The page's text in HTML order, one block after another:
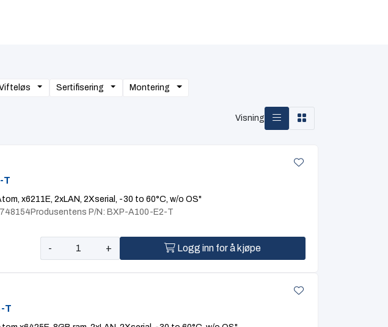
Sertifisering Montering
Visning
T
x6211E, 2xLAN, 2Xserial, -30 to 60°C, w/o OS"
Produsentens P/N: BXP-A100-E2-T
- + Logg inn for å kjøpe
T